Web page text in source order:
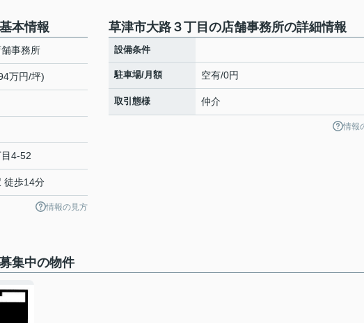
本情報
事務所
万円/坪)
目4-52
徒歩14分
情報の見方
草津市大路３丁目の店舗事務所の詳細情報
設備条件
駐車場/月額 空有/0円
取引態様 仲介
情報
集中の物件